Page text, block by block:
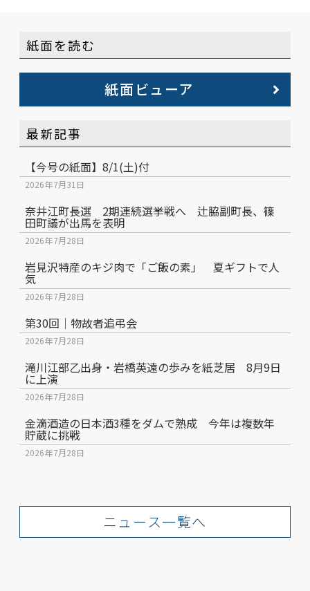
紙面を読む
紙面ビューア
最新記事
【今号の紙面】8/1(土)付
2026年7月31日
奈井江町長選 2期連続選挙戦へ 辻脇副町長、篠
田町議が出馬を表明
2026年7月28日
岩見沢特産のキジ肉で「ご飯の素」 夏ギフトで人
気
2026年7月28日
第30回｜物故者追弔会
2026年7月28日
滝川江部乙出身・岩橋英遠の歩みを紙芝居 8月9日
に上演
2026年7月28日
金滴酒造の日本酒3種をダムで熟成 今年は複数年
貯蔵に挑戦
2026年7月28日
ニュース一覧へ